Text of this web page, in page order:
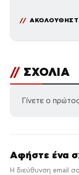
// ΣΧΟΛΙΑ
Γίνετε ο
Αφήστε ένα
Η διεύθυνση email